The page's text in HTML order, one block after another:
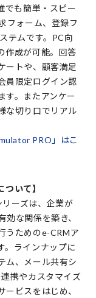
でも簡単・スピー
フォーム、登録フ
テムです。PC向
作成が可能。回答
ートや、顧客満足
員限定ログイン認
す。またアンケー
な切り口でリアル
PRO」はこ
いて】
ーズは、企業が
な関係を築き、
うためのe-CRMア
。ラインナップに
ム、メール共有シ
携やカスタマイズ
ビスをはじめ、